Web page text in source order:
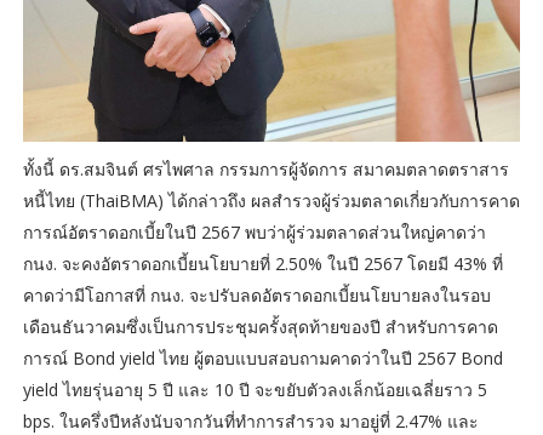
ทั้งนี้ ดร.สมจินต์ ศรไพศาล กรรมการผู้จัดการ สมาคมตลาดตราสาร
หนี้ไทย (ThaiBMA) ได้กล่าวถึง ผลสำรวจผู้ร่วมตลาดเกี่ยวกับการคาด
การณ์อัตราดอกเบี้ยในปี 2567 พบว่าผู้ร่วมตลาดส่วนใหญ่คาดว่า
กนง. จะคงอัตราดอกเบี้ยนโยบายที่ 2.50% ในปี 2567 โดยมี 43% ที่
คาดว่ามีโอกาสที่ กนง. จะปรับลดอัตราดอกเบี้ยนโยบายลงในรอบ
เดือนธันวาคมซึ่งเป็นการประชุมครั้งสุดท้ายของปี สำหรับการคาด
การณ์ Bond yield ไทย ผู้ตอบแบบสอบถามคาดว่าในปี 2567 Bond
yield ไทยรุ่นอายุ 5 ปี และ 10 ปี จะขยับตัวลงเล็กน้อยเฉลี่ยราว 5
bps. ในครึ่งปีหลังนับจากวันที่ทำการสำรวจ มาอยู่ที่ 2.47% และ